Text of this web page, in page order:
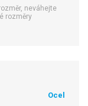
neváhejte
rozměry
Ocel